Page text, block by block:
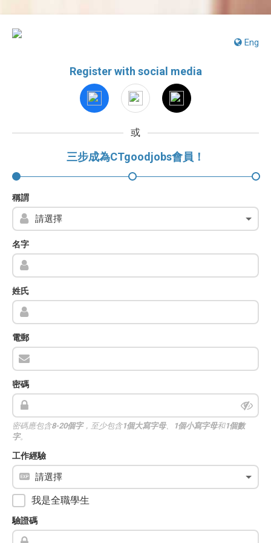
Eng
Register with social media
或
三步成為CTgoodjobs會員！
稱謂
名字
姓氏
電郵
密碼
密碼應包含8-20個字，至少包含1個大寫字母、 1個小寫字母和1個數
字。
工作經驗
我是全職學生
驗證碼